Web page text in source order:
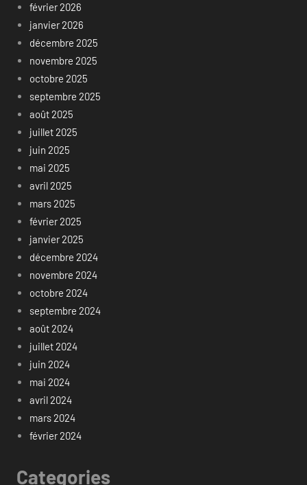
février 2026
janvier 2026
décembre 2025
novembre 2025
octobre 2025
septembre 2025
août 2025
juillet 2025
juin 2025
mai 2025
avril 2025
mars 2025
février 2025
janvier 2025
décembre 2024
novembre 2024
octobre 2024
septembre 2024
août 2024
juillet 2024
juin 2024
mai 2024
avril 2024
mars 2024
février 2024
Categories